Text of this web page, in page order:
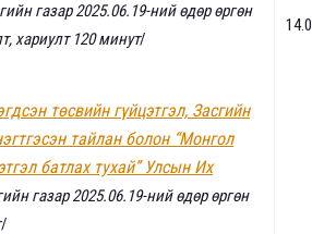
газар 2025.06.19-ний өдөр өргөн
хариулт 120 минут/
төсвийн гүйцэтгэл, Засгийн
тайлан болон “Монгол
батлах тухай” Улсын Их
газар 2025.06.19-ний өдөр өргөн
/